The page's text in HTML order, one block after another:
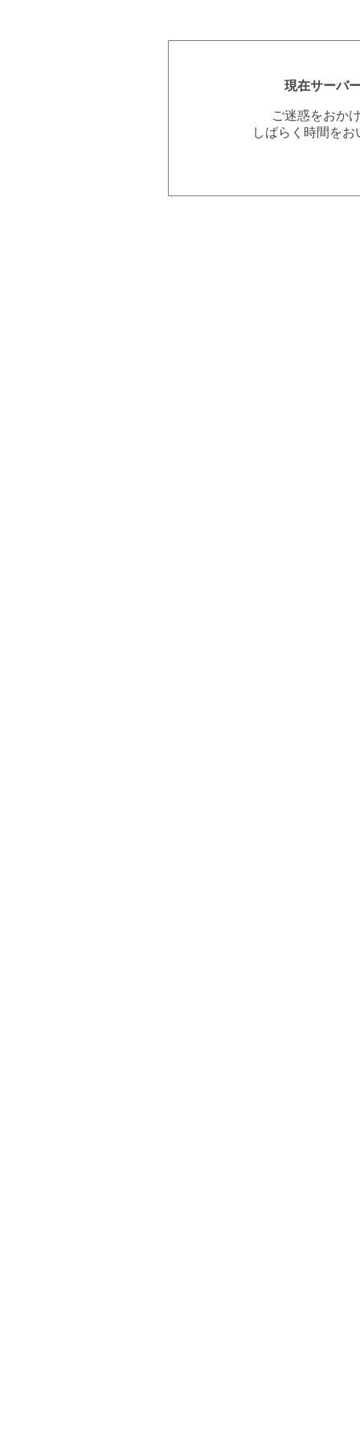
現在サーバ
ご迷惑をおか
しばらく時間を